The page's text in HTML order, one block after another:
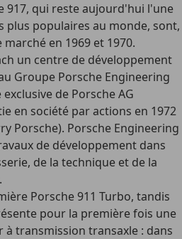
917, qui reste aujourd'hui l'une
plus populaires au monde, sont,
en 1969 et 1970.
un centre de développement
Groupe Porsche Engineering
de Porsche AG
en société par actions en 1972
Porsche). Porsche Engineering
de développement dans
de la technique et de la
Porsche 911 Turbo, tandis
pour la première fois une
transmission transaxle : dans